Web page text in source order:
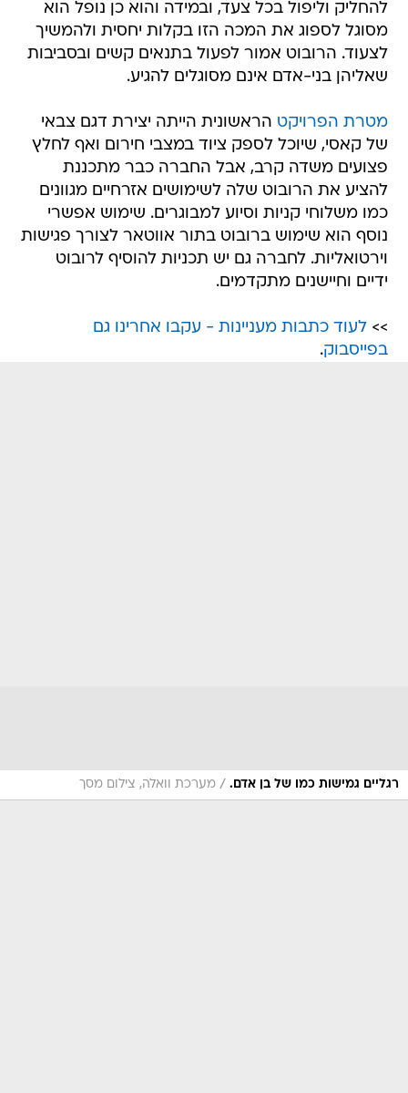
להחליק וליפול בכל צעד, ובמידה והוא כן נופל הוא
מסוגל לספוג את המכה הזו בקלות יחסית ולהמשיך
לצעוד. הרובוט אמור לפעול בתנאים קשים ובסביבות
שאליהן בני-אדם אינם מסוגלים להגיע.
מטרת הפרויקט הראשונית הייתה יצירת דגם צבאי
של קאסי, שיוכל לספק ציוד במצבי חירום ואף לחלץ
פצועים משדה קרב, אבל החברה כבר מתכננת
להציע את הרובוט שלה לשימושים אזרחיים מגוונים
כמו משלוחי קניות וסיוע למבוגרים. שימוש אפשרי
נוסף הוא שימוש ברובוט בתור אווטאר לצורך פגישות
וירטואליות. לחברה גם יש תכניות להוסיף לרובוט
ידיים וחיישנים מתקדמים.
>>לעוד כתבות מעניינות - עקבו אחרינו גם
בפייסבוק.
רגליים גמישות כמו של בן אדם. / מערכת וואלה, צילום מסך